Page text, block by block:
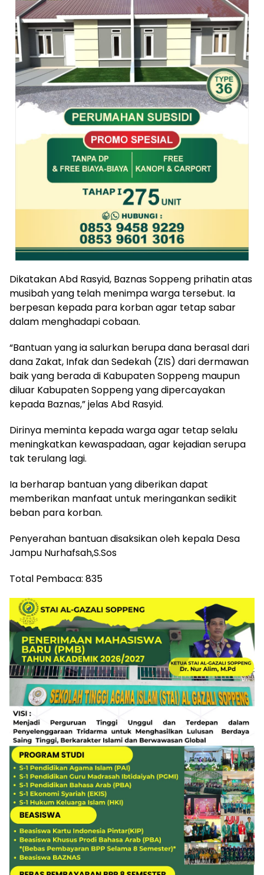
Dikatakan Abd Rasyid, Baznas Soppeng prihatin atas
musibah yang telah menimpa warga tersebut. Ia
berpesan kepada para korban agar tetap sabar
dalam menghadapi cobaan.
“Bantuan yang ia salurkan berupa dana berasal dari
dana Zakat, Infak dan Sedekah (ZIS) dari dermawan
baik yang berada di Kabupaten Soppeng maupun
diluar Kabupaten Soppeng yang dipercayakan
kepada Baznas,” jelas Abd Rasyid.
Dirinya meminta kepada warga agar tetap selalu
meningkatkan kewaspadaan, agar kejadian serupa
tak terulang lagi.
Ia berharap bantuan yang diberikan dapat
memberikan manfaat untuk meringankan sedikit
beban para korban.
Penyerahan bantuan disaksikan oleh kepala Desa
Jampu Nurhafsah,S.Sos
Total Pembaca: 835